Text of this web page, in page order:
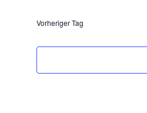
Vorheriger Tag